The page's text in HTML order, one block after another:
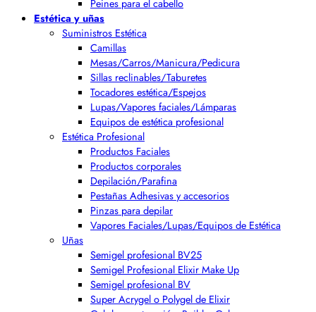
Peines para el cabello
Estética y uñas
Suministros Estética
Camillas
Mesas/Carros/Manicura/Pedicura
Sillas reclinables/Taburetes
Tocadores estética/Espejos
Lupas/Vapores faciales/Lámparas
Equipos de estética profesional
Estética Profesional
Productos Faciales
Productos corporales
Depilación/Parafina
Pestañas Adhesivas y accesorios
Pinzas para depilar
Vapores Faciales/Lupas/Equipos de Estética
Uñas
Semigel profesional BV25
Semigel Profesional Elixir Make Up
Semigel profesional BV
Super Acrygel o Polygel de Elixir